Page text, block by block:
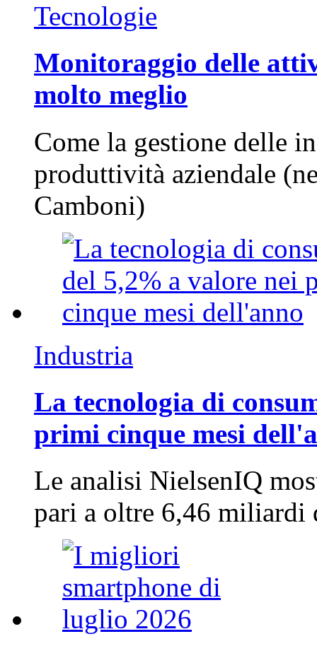
Tecnologie
Monitoraggio delle
molto meglio
Come la gestione delle
produttività aziendale
Camboni)
Industria
La tecnologia di
primi cinque mesi
Le analisi NielsenIQ
pari a oltre 6,46